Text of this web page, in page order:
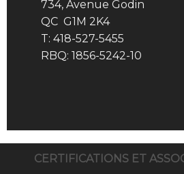
734, Avenue Godin
QC G1M 2K4
T: 418-527-5455
RBQ: 1856-5242-10
CERTIFICATIONS ET